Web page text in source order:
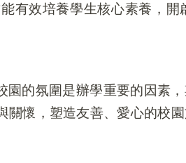
有效培養學生核心素養，
園的氛圍是辦學重要的因素
懷，塑造友善、愛心的校